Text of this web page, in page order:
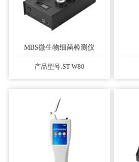
MBS微生物细菌检测仪
产品型号:ST-W80